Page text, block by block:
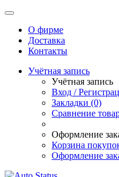
О фирме
Доставка
Контакты
Учётная запись
Учётная запись
Вход /
Закладки (0)
Сравнение
Оформление
Корзина
Оформление